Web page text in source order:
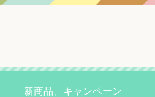
新商品、キャンペーン